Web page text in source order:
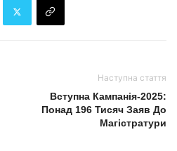
Наступна стаття
Вступна Кампанія-2025:
Понад 196 Тисяч Заяв До
Магістратури